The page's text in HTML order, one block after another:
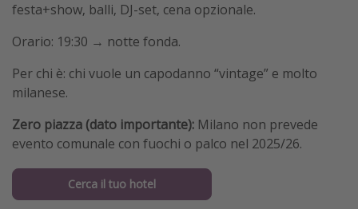
festa+show, balli, DJ-set, cena opzionale.
Orario: 19:30 → notte fonda.
Per chi è: chi vuole un capodanno “vintage” e molto
milanese.
Zero piazza (dato importante): Milano non prevede
evento comunale con fuochi o palco nel 2025/26.
Cerca il tuo hotel